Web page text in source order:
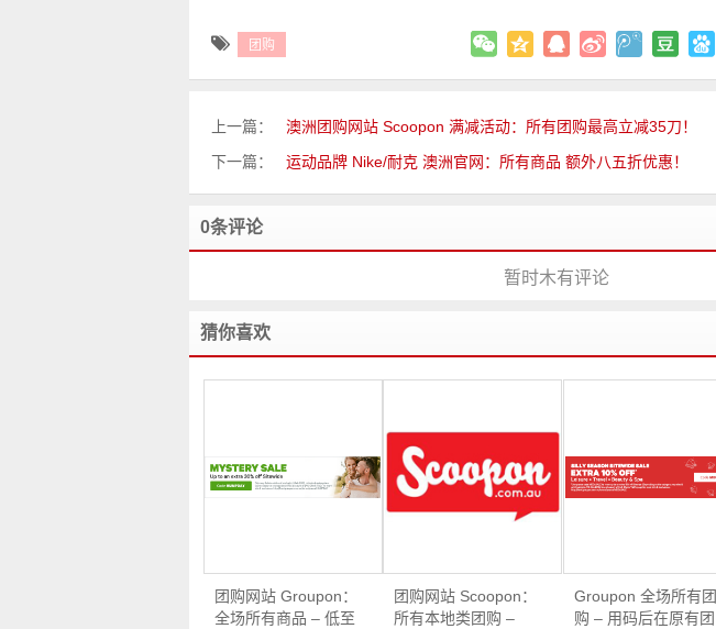
团购
上一篇：
澳洲团购网站 Scoopon 满减活动：所有团购最高立减35刀！
下一篇：
运动品牌 Nike/耐克 澳洲官网：所有商品 额外八五折优惠！
0条评论
暂时木有评论
猜你喜欢
团购网站 Groupon：
全场所有商品 – 低至
团购网站 Scoopon：
所有本地类团购 –
Groupon 全场所有团
购 – 用码后在原有团